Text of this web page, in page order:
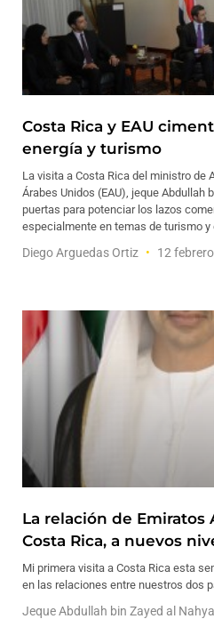
Costa Rica y EAU
energía y turismo
La visita a Costa Rica del ministro de
Árabes Unidos (EAU), jeque Abdullah
puertas para potenciar los lazos
especialmente en temas de turismo
Diego Arguedas Ortiz 12
La relación de Emiratos
Costa Rica, a nuevos
Mi primera visita a Costa Rica esta
en las relaciones entre nuestros dos
Jeque Abdullah bin Zayed al